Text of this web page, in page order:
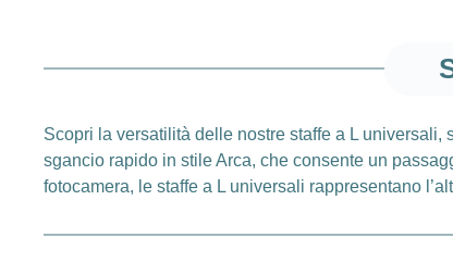
Scopri la versatilità delle nostre staffe a L
sgancio rapido in stile Arca, che consente un
fotocamera, le staffe a L universali rappresentano